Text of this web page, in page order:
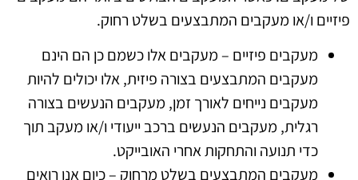
פיזיים ו/או מעקבים המתבצעים בשלט רחוק.
מעקבים פיזיים – מעקבים אלו כשמם כן הם הינם
מעקבים המתבצעים בצורה פיזית, אלו יכולים להיות
מעקבים נייחים לאורך זמן, מעקבים הנעשים בצורה
רגלית, מעקבים הנעשים ברכב ייעודי ו/או מעקב תוך
כדי תנועה והתחקות אחרי האובייקט.
מעקבים המתבצעים בשלט מרחוק – כיום אנו רואים